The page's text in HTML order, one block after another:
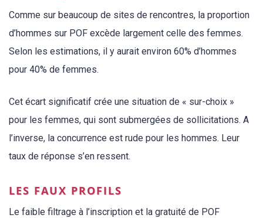
Comme sur beaucoup de sites de rencontres, la proportion
d’hommes sur POF excède largement celle des femmes.
Selon les estimations, il y aurait environ 60% d’hommes
pour 40% de femmes.
Cet écart significatif crée une situation de « sur-choix »
pour les femmes, qui sont submergées de sollicitations. A
l’inverse, la concurrence est rude pour les hommes. Leur
taux de réponse s’en ressent.
LES FAUX PROFILS
Le faible filtrage à l’inscription et la gratuité de POF